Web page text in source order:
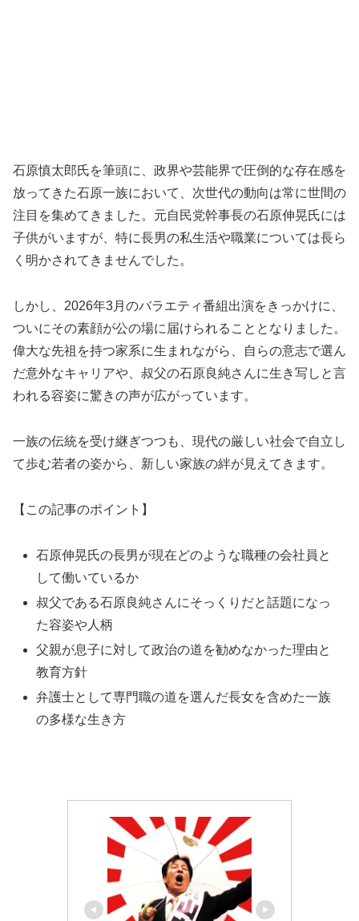
石原慎太郎氏を筆頭に、政界や芸能界で圧倒的な存在感を
放ってきた石原一族において、次世代の動向は常に世間の
注目を集めてきました。元自民党幹事長の石原伸晃氏には
子供がいますが、特に長男の私生活や職業については長ら
く明かされてきませんでした。
しかし、2026年3月のバラエティ番組出演をきっかけに、
ついにその素顔が公の場に届けられることとなりました。
偉大な先祖を持つ家系に生まれながら、自らの意志で選ん
だ意外なキャリアや、叔父の石原良純さんに生き写しと言
われる容姿に驚きの声が広がっています。
一族の伝統を受け継ぎつつも、現代の厳しい社会で自立し
て歩む若者の姿から、新しい家族の絆が見えてきます。
【この記事のポイント】
石原伸晃氏の長男が現在どのような職種の会社員と
して働いているか
叔父である石原良純さんにそっくりだと話題になっ
た容姿や人柄
父親が息子に対して政治の道を勧めなかった理由と
教育方針
弁護士として専門職の道を選んだ長女を含めた一族
の多様な生き方